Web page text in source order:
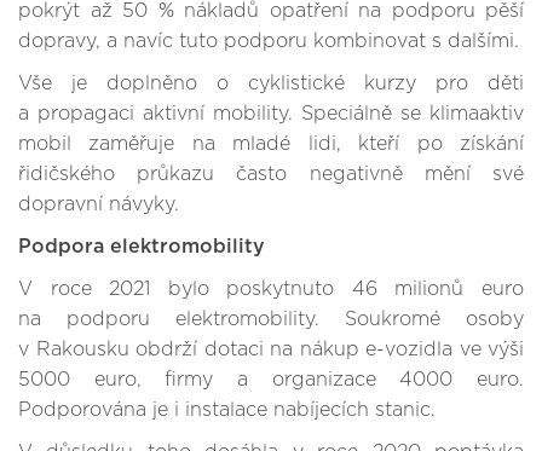
pokrýt až 50 % nákladů opatření na podporu pěší
dopravy, a navíc tuto podporu kombinovat s dalšími.
Vše je doplněno o cyklistické kurzy pro děti
a propagaci aktivní mobility. Speciálně se klimaaktiv
mobil zaměřuje na mladé lidi, kteří po získání
řidičského průkazu často negativně mění své
dopravní návyky.
Podpora elektromobility
V roce 2021 bylo poskytnuto 46 milionů euro
na podporu elektromobility. Soukromé osoby
v Rakousku obdrží dotaci na nákup e-vozidla ve výši
5000 euro, firmy a organizace 4000 euro.
Podporována je i instalace nabíjecích stanic.